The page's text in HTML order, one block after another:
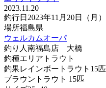
2023.11.20
釣行日 2023年11月20日（月）
場所福島県
ウェルカムオーパ
釣り人 南福島店 大橋
釣種エリアトラウト
釣果レインボートラウト15匹
ブラウントラウト 15匹